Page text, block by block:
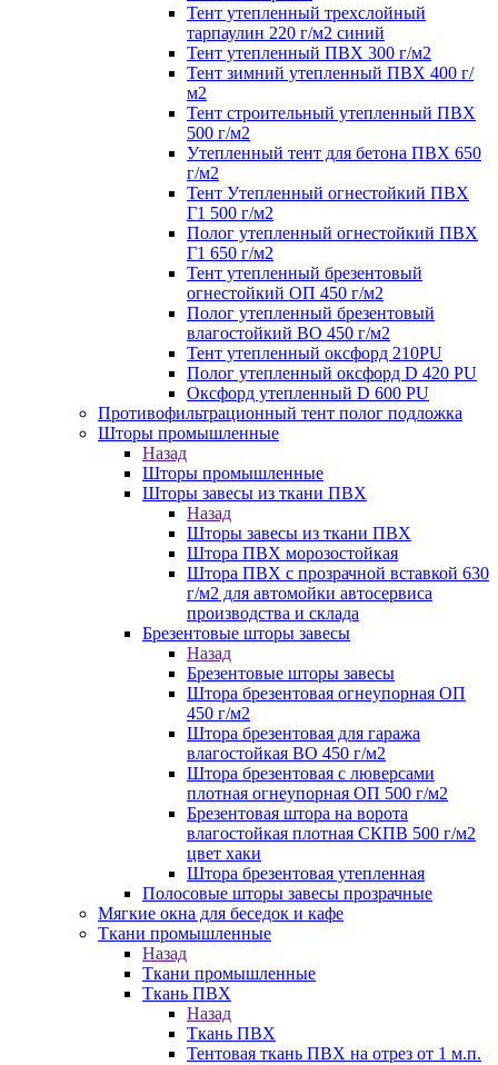
Тент утепленный трехслойный
тарпаулин 220 г/м2 синий
Тент утепленный ПВХ 300 г/м2
Тент зимний утепленный ПВХ 400 г/
м2
Тент строительный утепленный ПВХ
500 г/м2
Утепленный тент для бетона ПВХ 650
г/м2
Тент Утепленный огнестойкий ПВХ
Г1 500 г/м2
Полог утепленный огнестойкий ПВХ
Г1 650 г/м2
Тент утепленный брезентовый
огнестойкий ОП 450 г/м2
Полог утепленный брезентовый
влагостойкий ВО 450 г/м2
Тент утепленный оксфорд 210PU
Полог утепленный оксфорд D 420 PU
Оксфорд утепленный D 600 PU
Противофильтрационный тент полог подложка
Шторы промышленные
Назад
Шторы промышленные
Шторы завесы из ткани ПВХ
Назад
Шторы завесы из ткани ПВХ
Штора ПВХ морозостойкая
Штора ПВХ с прозрачной вставкой 630
г/м2 для автомойки автосервиса
производства и склада
Брезентовые шторы завесы
Назад
Брезентовые шторы завесы
Штора брезентовая огнеупорная ОП
450 г/м2
Штора брезентовая для гаража
влагостойкая ВО 450 г/м2
Штора брезентовая с люверсами
плотная огнеупорная ОП 500 г/м2
Брезентовая штора на ворота
влагостойкая плотная СКПВ 500 г/м2
цвет хаки
Штора брезентовая утепленная
Полосовые шторы завесы прозрачные
Мягкие окна для беседок и кафе
Ткани промышленные
Назад
Ткани промышленные
Ткань ПВХ
Назад
Ткань ПВХ
Тентовая ткань ПВХ на отрез от 1 м.п.